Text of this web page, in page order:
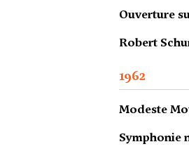
Ouverture
Robert
1962
Modeste
Symphonie